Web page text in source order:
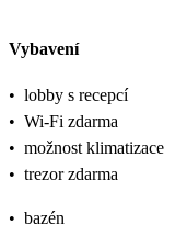
Vybavení
• lobby s recepcí
• Wi-Fi zdarma
• možnost klimatizace
• trezor zdarma
• bazén